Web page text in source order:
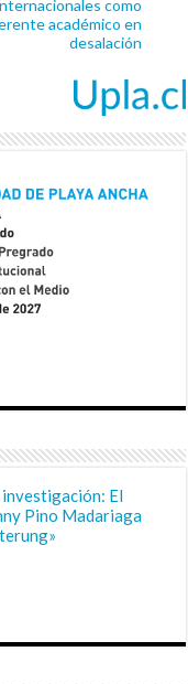
como
académico en
desalación
El
Pino Madariaga